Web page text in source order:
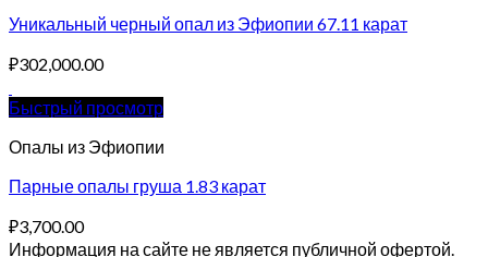
Уникальный черный опал из Эфиопии 67.11 карат
₽302,000.00
Быстрый просмотр
Опалы из Эфиопии
Парные опалы груша 1.83 карат
₽3,700.00
Информация на сайте не является публичной офертой.